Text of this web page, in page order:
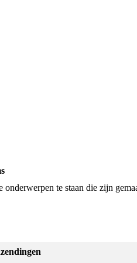
onderwerpen te staan die zijn